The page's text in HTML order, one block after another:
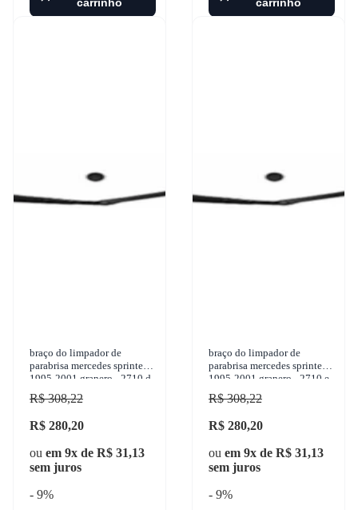
carrinho carrinho
braço do limpador de
parabrisa mercedes sprinter
1995-2001 granero - 2710 d
R$ 308,22
R$ 280,20
ou em 9x de R$ 31,13
sem juros
- 9%
braço do limpador de
parabrisa mercedes sprinter
1995-2001 granero - 2710 e
R$ 308,22
R$ 280,20
ou em 9x de R$ 31,13
sem juros
- 9%